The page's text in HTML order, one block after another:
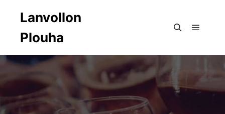
Lanvollon
Plouha